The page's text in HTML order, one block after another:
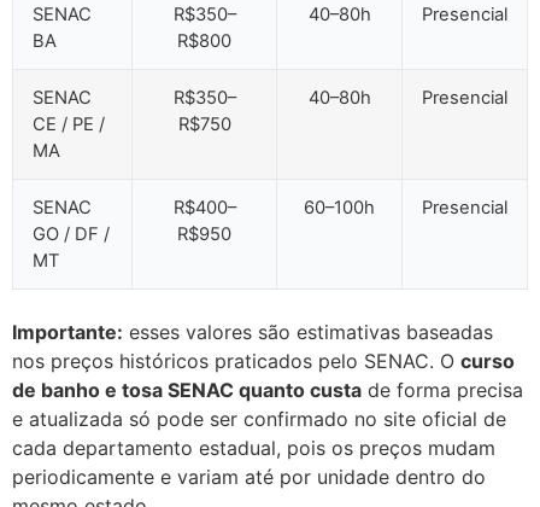
SENAC
BA
R$350–
R$800
40–80h Presencial
SENAC
CE / PE /
MA
R$350–
R$750
40–80h Presencial
SENAC
GO / DF /
MT
R$400–
R$950
60–100h Presencial
Importante: esses valores são estimativas baseadas
nos preços históricos praticados pelo SENAC. O curso
de banho e tosa SENAC quanto custa de forma precisa
e atualizada só pode ser confirmado no site oficial de
cada departamento estadual, pois os preços mudam
periodicamente e variam até por unidade dentro do